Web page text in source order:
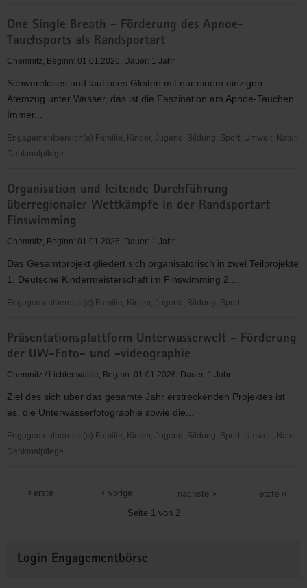
-
Amphibienwanderung
One Single Breath - Förderung des Apnoe-
Tauchsports als Randsportart
Chemnitz, Beginn: 01.01.2026, Dauer: 1 Jahr
Schwereloses und lautloses Gleiten mit nur einem einzigen
Atemzug unter Wasser, das ist die Faszination am Apnoe-Tauchen.
Immer...
Engagementbereich(e) Familie, Kinder, Jugend, Bildung, Sport, Umwelt, Natur,
Denkmalpflege
Single
Breath
-
Förderung
Apnoe-
Tauchsports
als
Organisation und leitende Durchführung
überregionaler Wettkämpfe in der Randsportart
Finswimming
Chemnitz, Beginn: 01.01.2026, Dauer: 1 Jahr
Das Gesamtprojekt gliedert sich organisatorisch in zwei Teilprojekte
1. Deutsche Kindermeisterschaft im Finswimming 2....
Engagementbereich(e) Familie, Kinder, Jugend, Bildung, Sport
und
leitende
Durchführung
Wettkämpfe
in
der
Randsportart
Präsentationsplattform Unterwasserwelt - Förderung
der UW-Foto- und -videographie
Chemnitz / Lichtenwalde, Beginn: 01.01.2026, Dauer: 1 Jahr
Ziel des sich uber das gesamte Jahr erstreckenden Projektes ist
es, die Unterwasserfotographie sowie die...
Engagementbereich(e) Familie, Kinder, Jugend, Bildung, Sport, Umwelt, Natur,
Denkmalpflege
Unterwasserwelt
UW-
erste
vorige
Seite 1 von 2
nächste letzte
Informationen
Login Engagementbörse